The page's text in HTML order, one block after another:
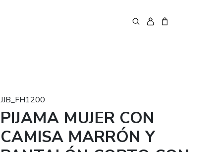
JJB_FH1200
PIJAMA MUJER CON
CAMISA MARRÓN Y